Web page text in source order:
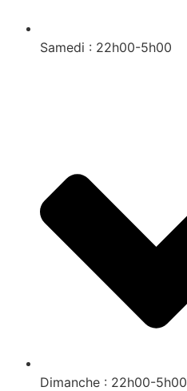
Samedi : 22h00-5h00
Dimanche : 22h00-5h00